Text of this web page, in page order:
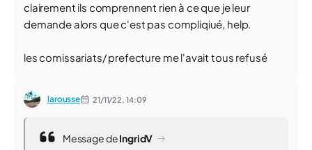
clairement ils comprennent rien à ce que je leur
demande alors que c'est pas compliqiué, help.
les comissariats/ prefecture me l'avait tous refusé
larousse 21/11/22, 14:09
Message deIngridV